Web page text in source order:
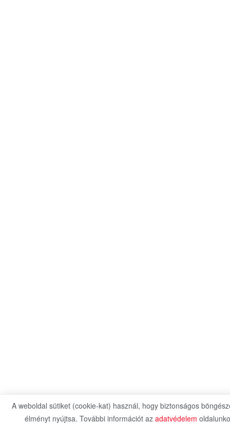
A weboldal sütiket (cookie-kat) használ, hogy biztonságos
élményt nyújtsa. További információt az adatvédelem